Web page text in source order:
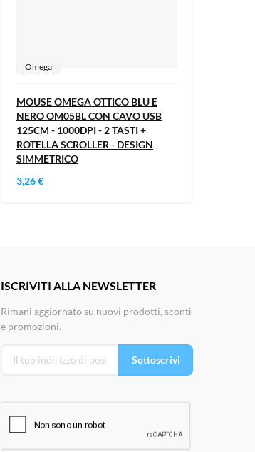
Omega
MOUSE OMEGA OTTICO BLU E
NERO OM05BL CON CAVO USB
125CM - 1000DPI - 2 TASTI +
ROTELLA SCROLLER - DESIGN
SIMMETRICO
3,26 €
ISCRIVITI ALLA NEWSLETTER
Rimani aggiornato su nuovi prodotti, sconti
e promozioni.
Sottoscrivi